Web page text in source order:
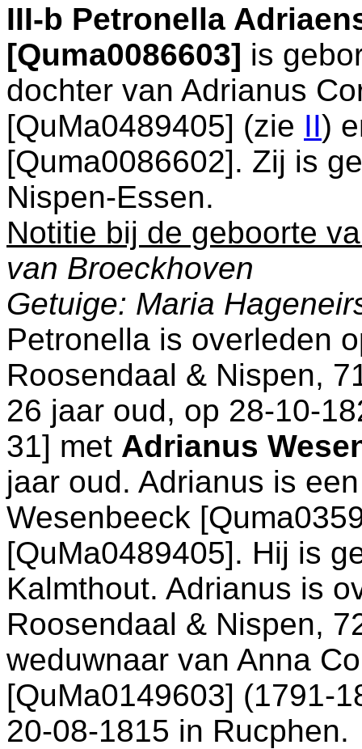
III-b Petronella
[Quma0086603] is
dochter van Adrianus
[QuMa0489405] (zie II)
[Quma0086602]. Zij is
Nispen-Essen.
Notitie bij de geboorte
van Broeckhoven
Getuige: Maria
Petronella is overleden
Roosendaal & Nispen,
26 jaar oud, op 28-10-
31] met Adrianus
jaar oud. Adrianus is
Wesenbeeck
[QuMa0489405]. Hij is
Kalmthout. Adrianus is
Roosendaal & Nispen,
weduwnaar van Anna
[QuMa0149603] (1791-
20-08-1815 in Rucphen.